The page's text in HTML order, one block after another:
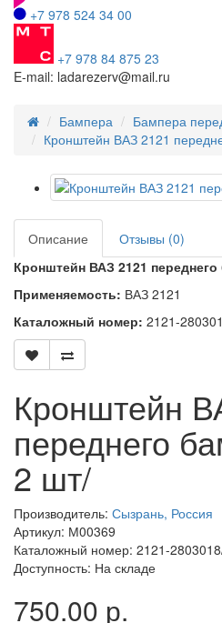
+7 978 524 34 00
+7 978 84 875 23
E-mail: ladarezerv@mail.ru
Бампера
Бампера
Кронштейн ВАЗ 2121
Описание
Отзывы (0)
Кронштейн ВАЗ 2121
Применяемость: ВАЗ 2121
Каталожный номер: 2121-
Кронштейн
переднего
2 шт/
Производитель: Сызрань, Россия
Артикул: М00369
Каталожный номер: 2121-
Доступность: На складе
750.00 р.